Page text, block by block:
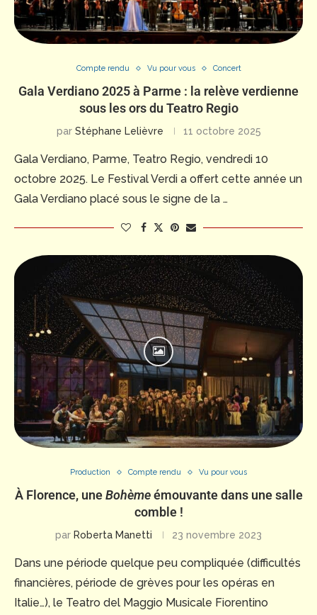
Compte rendu Vu pour vous Concert
Gala Verdiano 2025 à Parme : la relève verdienne
sous les ors du Teatro Regio
par Stéphane Lelièvre 11 octobre 2025
Gala Verdiano, Parme, Teatro Regio, vendredi 10
octobre 2025. Le Festival Verdi a offert cette année un
Gala Verdiano placé sous le signe de la …
Production Compte rendu Vu pour vous
À Florence, uneBohèmeémouvante dans une salle
comble !
par Roberta Manetti 23 novembre 2023
Dans une période quelque peu compliquée (difficultés
financières, période de grèves pour les opéras en
Italie…), le Teatro del Maggio Musicale Fiorentino